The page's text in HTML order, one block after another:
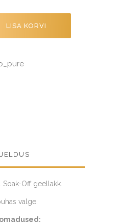
LISA KORVI
Soak-Off geellakk.
valge.